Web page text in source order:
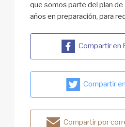
que somos parte del plan de
años en preparación, para
Compartir en
Compartir
Compartir por